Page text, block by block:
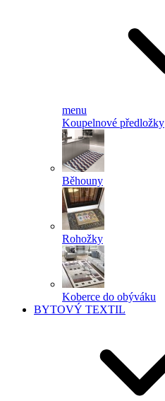
menu
Koupelnové předložky
Běhouny
Rohožky
Koberce do obýváku
BYTOVÝ TEXTIL